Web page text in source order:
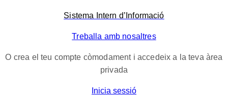
Sistema Intern d’Informació
Treballa amb nosaltres
O crea el teu compte còmodament i accedeix a la teva àrea
privada
Inicia sessió